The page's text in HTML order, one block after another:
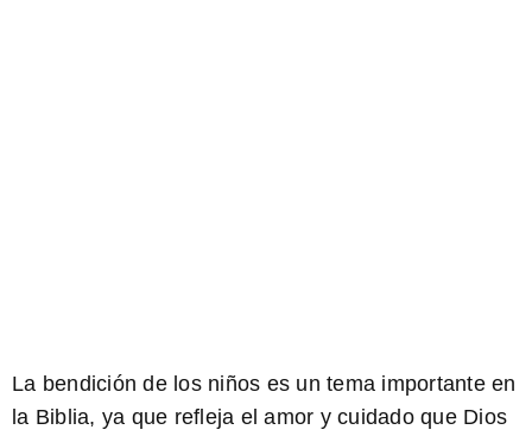
La bendición de los niños es un tema importante en
la Biblia, ya que refleja el amor y cuidado que Dios